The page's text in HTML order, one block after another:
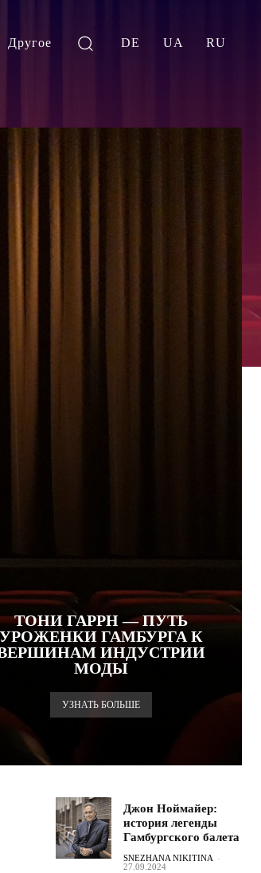
Другое DE UA RU
ТОНИ ГАРРН — ПУТЬ
УРОЖЕНКИ ГАМБУРГА К
ИНДУСТРИИ
МОДЫ
УЗНАТЬ БОЛЬШЕ
Джон Ноймайер:
история легенды
Гамбургского балета
SNEZHANA NIKITINA -
27.09.2024